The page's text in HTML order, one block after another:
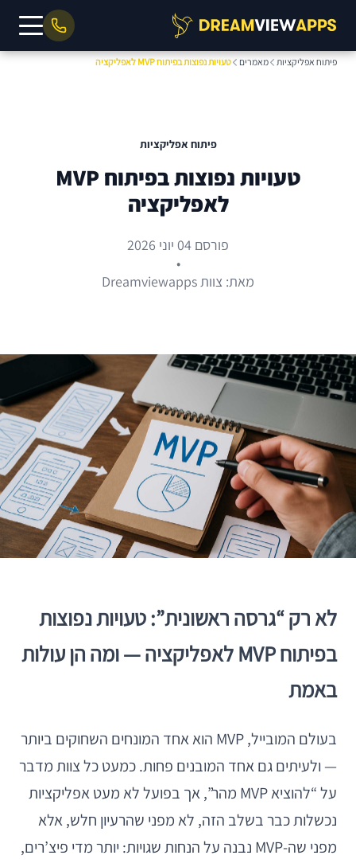
פיתוח אפליקציות מאמרים טעויות נפוצות בפיתוח MVP לאפליקציה
פיתוח אפליקציות
טעויות נפוצות בפיתוח MVP
לאפליקציה
פורסם 04 יוני 2026
•
מאת: צוות Dreamviewapps
לא רק “גרסה ראשונית”: טעויות נפוצות
בפיתוח MVP לאפליקציה — ומה הן עולות
באמת
בעולם המובייל, MVP הוא אחד המונחים השחוקים ביותר
— ולעיתים גם אחד המובנים פחות. כמעט כל צוות מדבר
על “להוציא MVP מהר”, אך בפועל לא מעט אפליקציות
נכשלות כבר בשלב הזה, לא מפני שהרעיון חלש, אלא
מפני שה-MVP נבנה על הנחות שגויות: יותר מדי פיצ’רים,